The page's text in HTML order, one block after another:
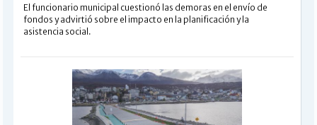
El funcionario municipal cuestionó las demoras en el envío de
fondos y advirtió sobre el impacto en la planificación y la
asistencia social.